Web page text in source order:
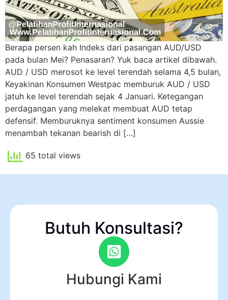
Berapa persen kah Indeks dari pasangan AUD/USD
pada bulan Mei? Penasaran? Yuk baca artikel dibawah.
AUD / USD merosot ke level terendah selama 4,5 bulan,
Keyakinan Konsumen Westpac memburuk AUD / USD
jatuh ke level terendah sejak 4 Januari. Ketegangan
perdagangan yang melekat membuat AUD tetap
defensif. Memburuknya sentiment konsumen Aussie
menambah tekanan bearish di […]
65 total views
Butuh Konsultasi?
Hubungi Kami